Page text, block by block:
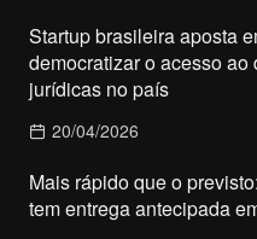
Startup brasileira aposta
democratizar o acesso
jurídicas no país
20/04/2026
Mais rápido que o
tem entrega antecipada